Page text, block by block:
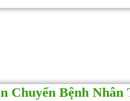
Chuyển Bệnh Nhân